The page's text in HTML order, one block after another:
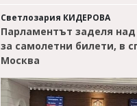
Светлозария КИДЕРОВА
Парламентът заделя
за самолетни билети, в
Москва